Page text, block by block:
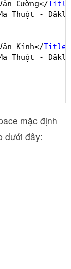
Cường</Title
Thuột -
Kính</Title
Thuột -
mặc định
dưới đây: